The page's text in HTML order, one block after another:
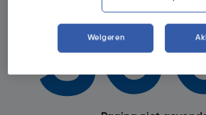
Weigeren